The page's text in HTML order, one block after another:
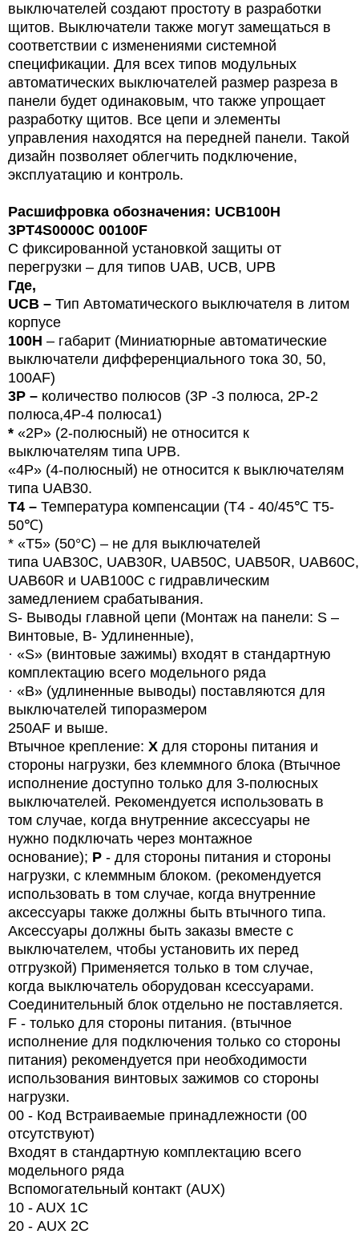
выключателей создают простоту в разработки
щитов. Выключатели также могут замещаться в
соответствии с изменениями системной
спецификации. Для всех типов модульных
автоматических выключателей размер разреза в
панели будет одинаковым, что также упрощает
разработку щитов. Все цепи и элементы
управления находятся на передней панели. Такой
дизайн позволяет облегчить подключение,
эксплуатацию и контроль.
Расшифровка обозначения: UCB100H
3PT4S0000C 00100F
С фиксированной установкой защиты от
перегрузки – для типов UAB, UCB, UPB
Где,
UCB – Тип Автоматического выключателя в литом
корпусе
100H – габарит (Миниатюрные автоматические
выключатели дифференциального тока 30, 50,
100AF)
3P – количество полюсов (3Р -3 полюса, 2P-2
полюса,4Р-4 полюса1)
* «2P» (2-полюсный) не относится к
выключателям типа UPB.
«4P» (4-полюсный) не относится к выключателям
типа UAB30.
T4 – Температура компенсации (T4 - 40/45℃ T5-
50℃)
* «T5» (50°C) – не для выключателей
типа UAB30C, UAB30R, UAB50C, UAB50R, UAB60C,
UAB60R и UAB100C с гидравлическим
замедлением срабатывания.
S- Выводы главной цепи (Монтаж на панели: S –
Винтовые, B- Удлиненные),
· «S» (винтовые зажимы) входят в стандартную
комплектацию всего модельного ряда
· «B» (удлиненные выводы) поставляются для
выключателей типоразмером
250AF и выше.
Втычное крепление: X для стороны питания и
стороны нагрузки, без клеммного блока (Втычное
исполнение доступно только для 3-полюсных
выключателей. Рекомендуется использовать в
том случае, когда внутренние аксессуары не
нужно подключать через монтажное
основание); P - для стороны питания и стороны
нагрузки, с клеммным блоком. (рекомендуется
использовать в том случае, когда внутренние
аксессуары также должны быть втычного типа.
Аксессуары должны быть заказы вместе с
выключателем, чтобы установить их перед
отгрузкой) Применяется только в том случае,
когда выключатель оборудован ксессуарами.
Соединительный блок отдельно не поставляется.
F - только для стороны питания. (втычное
исполнение для подключения только со стороны
питания) рекомендуется при необходимости
использования винтовых зажимов со стороны
нагрузки.
00 - Код Встраиваемые принадлежности (00
отсутствуют)
Входят в стандартную комплектацию всего
модельного ряда
Вспомогательный контакт (AUX)
10 - AUX 1C
20 - AUX 2C